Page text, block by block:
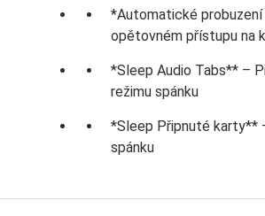
*Automatické
opětovném přístupu na
*Sleep Audio Tabs** –
režimu spánku
*Sleep Připnuté karty**
spánku